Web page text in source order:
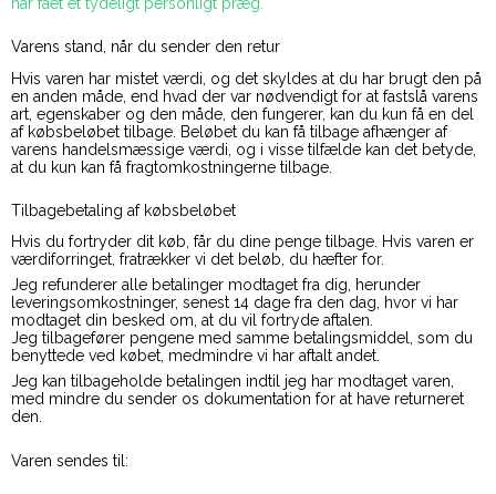
Varens stand, når du sender den retur
Hvis varen har mistet værdi, og det skyldes at du har brugt den på
en anden måde, end hvad der var nødvendigt for at fastslå varens
art, egenskaber og den måde, den fungerer, kan du kun få en del
af købsbeløbet tilbage. Beløbet du kan få tilbage afhænger af
varens handelsmæssige værdi, og i visse tilfælde kan det betyde,
at du kun kan få fragtomkostningerne tilbage.
Tilbagebetaling af købsbeløbet
Hvis du fortryder dit køb, får du dine penge tilbage. Hvis varen er
værdiforringet, fratrækker vi det beløb, du hæfter for.
Jeg refunderer alle betalinger modtaget fra dig, herunder
leveringsomkostninger, senest 14 dage fra den dag, hvor vi har
modtaget din besked om, at du vil fortryde aftalen.
Jeg tilbagefører pengene med samme betalingsmiddel, som du
benyttede ved købet, medmindre vi har aftalt andet.
Jeg kan tilbageholde betalingen indtil jeg har modtaget varen,
med mindre du sender os dokumentation for at have returneret
den.
Varen sendes til: